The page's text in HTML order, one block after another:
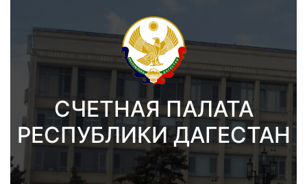
СЧЕТНАЯ ПАЛАТА
РЕСПУБЛИКИ ДАГЕСТАН